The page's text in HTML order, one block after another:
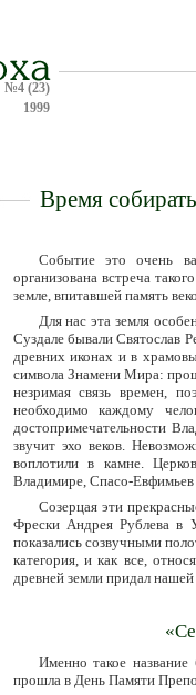
№4 (23)
1999
Время
Событие это очень
организована встреча
земле, впитавшей память
Для нас эта земля
Суздале бывали Святослав
древних иконах и в
символа Знамени Мира:
незримая связь времен,
необходимо каждому
достопримечательности
звучит эхо веков.
воплотили в камне.
Владимире, Спасо-Евфимьев
Созерцая эти
Фрески Андрея Рублева в
показались созвучными
категория, и как все,
древней земли придал
Именно такое
прошла в День Памяти